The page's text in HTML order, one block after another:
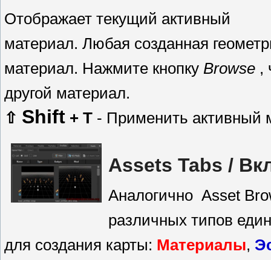
Отображает текущий активный
материал. Любая созданная
материал. Нажмите кнопку Browse ,
другой материал.
⇧ Shift + T - Применить активный
Assets Tabs /
Аналогично Asset
различных типов
для создания карты: Материалы,